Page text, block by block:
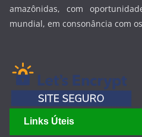
amazônidas, com
mundial, em consonância com
Links Úteis